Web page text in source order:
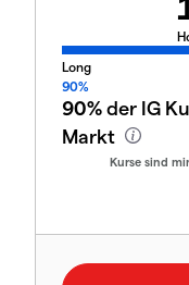
Long
90%
90%der IG
Markt
Kurse sind